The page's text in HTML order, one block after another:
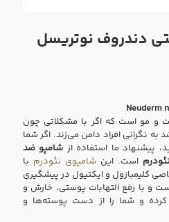
دندروف نوتریسل
Neuderm
و مو است که اگر با مشکلاتی چون
نگرانی افراد دامن می‌زند. اگر شما
پیشنهاد ما استفاده از شامپو ضد
است. این شامپوی نئودرم با
کلیمبازول و ایکتیول در پیشگیری
و با رفع التهابات پوستی، خارش و
و شما را از دست پوسته‌ها و